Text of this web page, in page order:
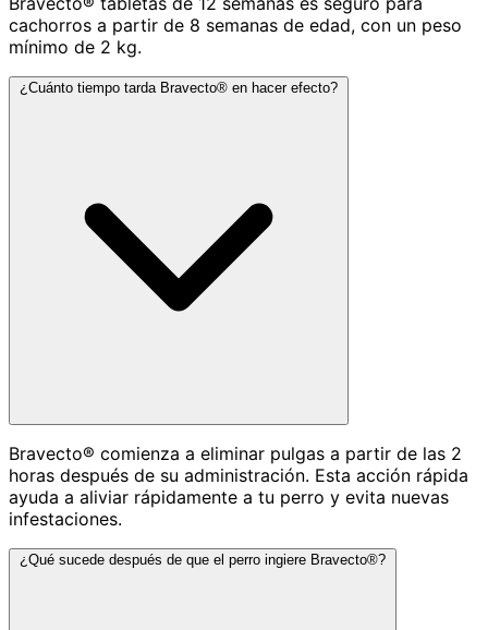
cachorros a partir de 8 semanas de edad, con un peso
mínimo de 2 kg.
¿Cuánto tiempo tarda Bravecto® en hacer efecto?
Bravecto® comienza a eliminar pulgas a partir de las 2
horas después de su administración. Esta acción rápida
ayuda a aliviar rápidamente a tu perro y evita nuevas
infestaciones.
¿Qué sucede después de que el perro ingiere Bravecto®?